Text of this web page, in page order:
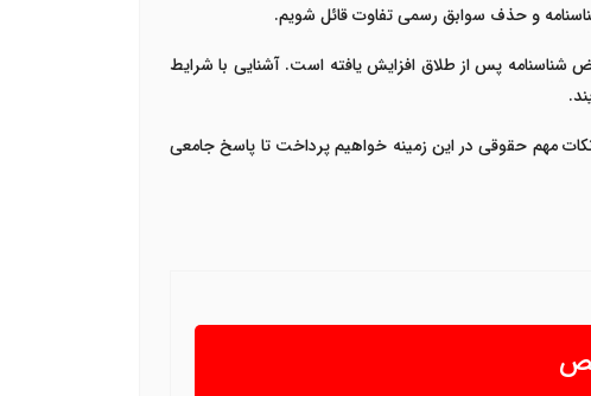
و حذف سوابق رسمی تفاوت قائل شویم.
پس از طلاق افزایش یافته است. آشنایی با شرایط
مهم حقوقی در این زمینه خواهیم پرداخت تا پاسخ جامعی